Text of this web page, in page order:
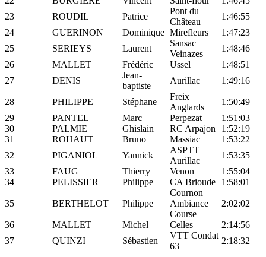
23
ROUDIL Patrice
Pont du
Château
1:46:55
24
GUERINON Dominique Mirefleurs
1:47:23
25
SERIEYS Laurent
Sansac
Veinazes
1:48:46
26
MALLET Frédéric Ussel
1:48:51
27
DENIS
Jean-
baptiste
Aurillac 1:49:16
28 PHILIPPE Stéphane
Freix
Anglards
1:50:49
29
PANTEL Marc Perpezat
1:51:03
30
PALMIE Ghislain RC Arpajon
1:52:19
31
ROHAUT Bruno Massiac
1:53:22
32
PIGANIOL Yannick
ASPTT
Aurillac
1:53:35
33
FAUG Thierry Venon
1:55:04
34
PELISSIER Philippe CA Brioude 1:58:01
35 BERTHELOT Philippe
Cournon
Ambiance
Course
2:02:02
36 MALLET Michel Celles
2:14:56
37
QUINZI Sébastien
VTT Condat
63
2:18:32